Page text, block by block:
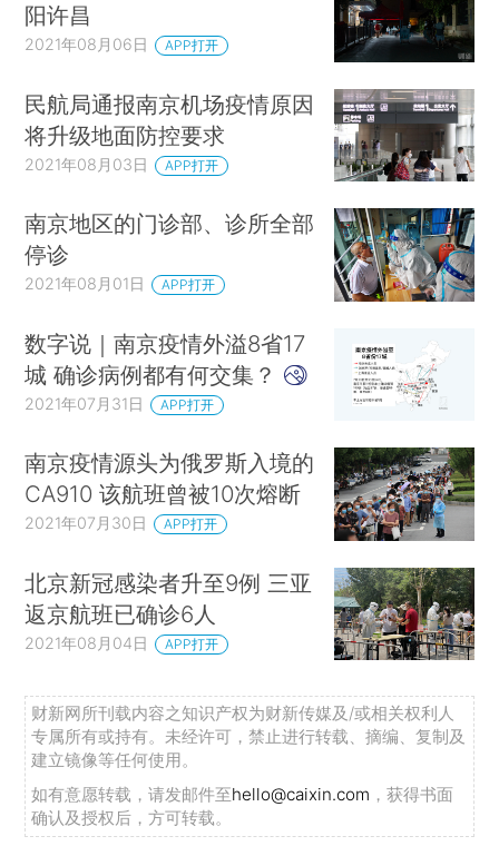
阳许昌
2021年08月06日 APP打开
民航局通报南京机场疫情原因
将升级地面防控要求
2021年08月03日 APP打开
南京地区的门诊部、诊所全部
停诊
2021年08月01日 APP打开
数字说｜南京疫情外溢8省17
城 确诊病例都有何交集？
2021年07月31日 APP打开
南京疫情源头为俄罗斯入境的
CA910 该航班曾被10次熔断
2021年07月30日 APP打开
北京新冠感染者升至9例 三亚
返京航班已确诊6人
2021年08月04日 APP打开
财新网所刊载内容之知识产权为财新传媒及/或相关权利人
专属所有或持有。未经许可，禁止进行转载、摘编、复制及
建立镜像等任何使用。
如有意愿转载，请发邮件至hello@caixin.com ，获得书面
确认及授权后，方可转载。